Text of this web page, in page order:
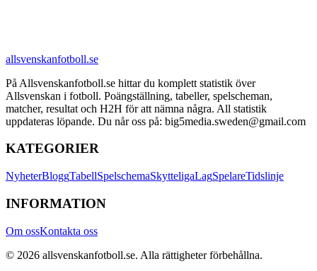
allsvenskanfotboll.se
På Allsvenskanfotboll.se hittar du komplett statistik över
Allsvenskan i fotboll. Poängställning, tabeller, spelscheman,
matcher, resultat och H2H för att nämna några. All statistik
uppdateras löpande. Du når oss på: big5media.sweden@gmail.com
KATEGORIER
NyheterBloggTabellSpelschemaSkytteligaLagSpelareTidslinje
INFORMATION
Om ossKontakta oss
© 2026 allsvenskanfotboll.se. Alla rättigheter förbehållna.